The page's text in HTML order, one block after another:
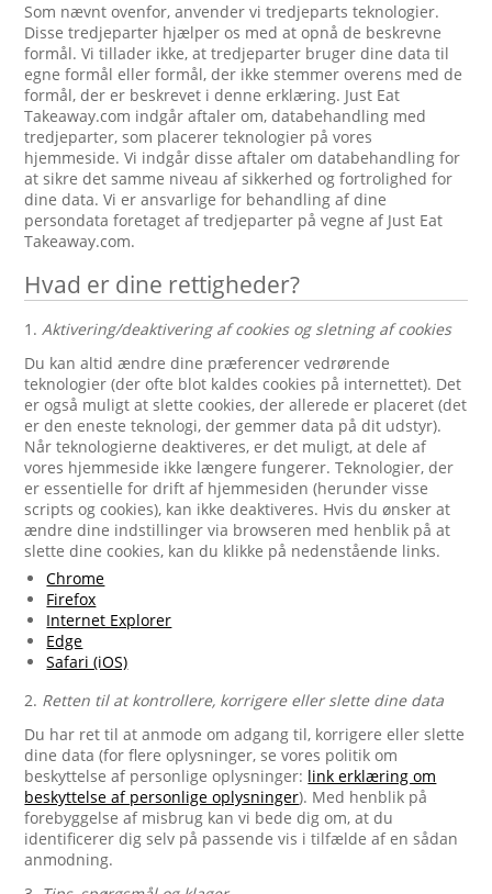
Som nævnt ovenfor, anvender vi tredjeparts teknologier.
Disse tredjeparter hjælper os med at opnå de beskrevne
formål. Vi tillader ikke, at tredjeparter bruger dine data til
egne formål eller formål, der ikke stemmer overens med de
formål, der er beskrevet i denne erklæring. Just Eat
Takeaway.com indgår aftaler om, databehandling med
tredjeparter, som placerer teknologier på vores
hjemmeside. Vi indgår disse aftaler om databehandling for
at sikre det samme niveau af sikkerhed og fortrolighed for
dine data. Vi er ansvarlige for behandling af dine
persondata foretaget af tredjeparter på vegne af Just Eat
Takeaway.com.
Hvad er dine rettigheder?
1.Aktivering/deaktivering af cookies og sletning af cookies
Du kan altid ændre dine præferencer vedrørende
teknologier (der ofte blot kaldes cookies på internettet). Det
er også muligt at slette cookies, der allerede er placeret (det
er den eneste teknologi, der gemmer data på dit udstyr).
Når teknologierne deaktiveres, er det muligt, at dele af
vores hjemmeside ikke længere fungerer. Teknologier, der
er essentielle for drift af hjemmesiden (herunder visse
scripts og cookies), kan ikke deaktiveres. Hvis du ønsker at
ændre dine indstillinger via browseren med henblik på at
slette dine cookies, kan du klikke på nedenstående links.
Chrome
Firefox
Internet Explorer
Edge
Safari (iOS)
2. Retten til at kontrollere, korrigere eller slette dine data
Du har ret til at anmode om adgang til, korrigere eller slette
dine data (for flere oplysninger, se vores politik om
beskyttelse af personlige oplysninger: link erklæring om
beskyttelse af personlige oplysninger). Med henblik på
forebyggelse af misbrug kan vi bede dig om, at du
identificerer dig selv på passende vis i tilfælde af en sådan
anmodning.